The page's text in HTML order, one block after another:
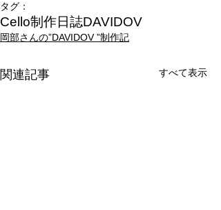
タグ：
Cello制作日誌DAVIDOV
岡部さんの”DAVIDOV ”制作記
関連記事 すべて表示